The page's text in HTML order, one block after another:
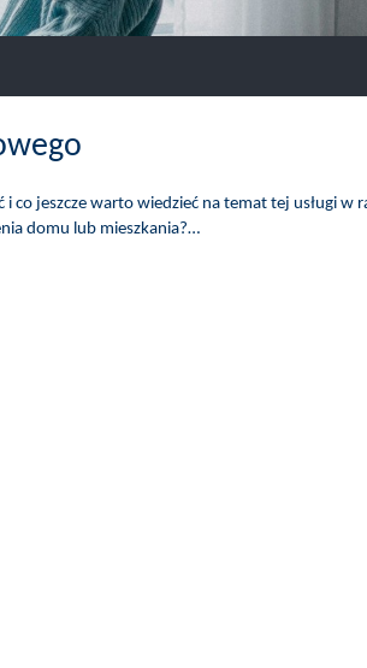
co jeszcze warto wiedzieć na temat tej usługi w
domu lub mieszkania?…